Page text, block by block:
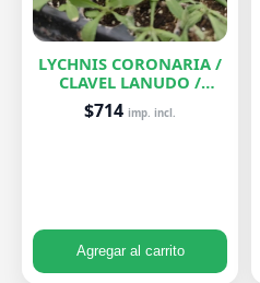
LYCHNIS CORONARIA /
CLAVEL LANUDO /
ABUELA
$714 imp. incl.
Agregar al carrito